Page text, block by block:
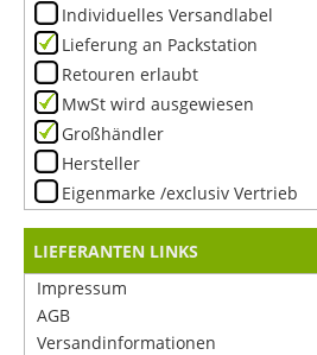
Individuelles Versandlabel
Lieferung an Packstation
Retouren erlaubt
MwSt wird ausgewiesen
Großhändler
Hersteller
Eigenmarke /exclusiv Vertrieb
LIEFERANTEN LINKS
Impressum
AGB
Versandinformationen